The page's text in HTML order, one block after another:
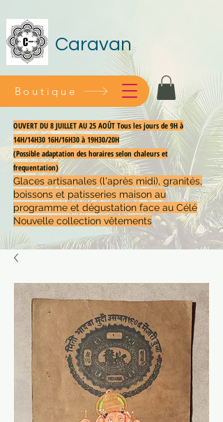
Caravan
OUVERT DU 8 JUILLET AU 25 AOÛT Tous les jours de 9H à
14H/14H30 16H/16H30 à 19H30/20H
(Possible adaptation des horaires selon chaleurs et
frequentation)
Glaces artisanales (l'après midi), granités,
boissons et patisseries maison au
programme et dégustation face au Célé
Nouvelle collection vêtements
Boutique